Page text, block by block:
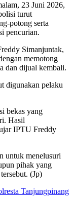
23 Juni 2026,
turut
potong serta
pencurian.
Simanjuntak,
memotong
dan dijual kembali.
digunakan pelaku
bekas yang
Hasil
IPTU Freddy
untuk menelusuri
pihak yang
(Jp)
Tanjungpinang